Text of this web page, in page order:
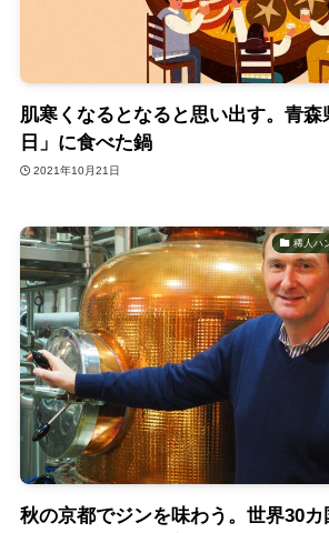
肌寒くなるとなると思い出す。青
日」に食べた鍋
2021年10月21日
稀人ハ
秋の京都でジンを味わう。世界30